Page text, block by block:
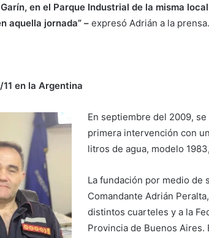
en el Parque Industrial de la misma
aquella jornada” – expresó Adrián a la prensa.
en la Argentina
En septiembre del 2009,
primera intervención con
litros de agua, modelo
La fundación por medio de
Comandante Adrián
distintos cuarteles y a la
Provincia de Buenos Aires.